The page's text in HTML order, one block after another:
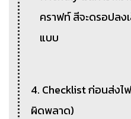
คราฟท์ สีจะดรอปลง
แบบ
4. Checklist ก่อนส่งไ
ผิดพลาด)